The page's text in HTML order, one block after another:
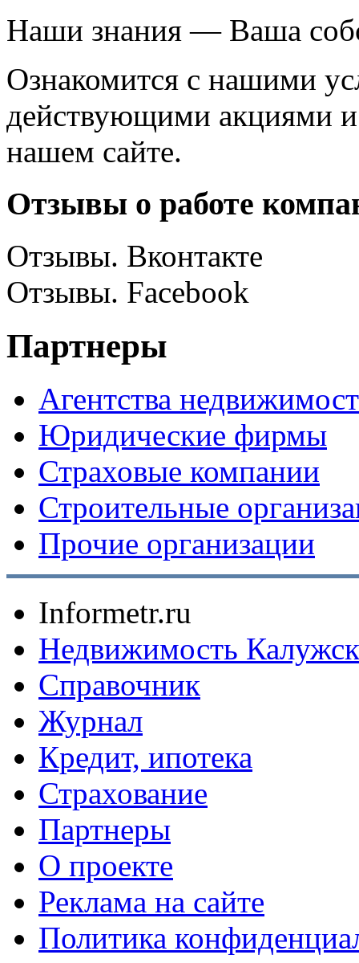
Наши знания — Ваша
Ознакомится с нашими
действующими акциями
нашем сайте.
Отзывы о работе
Отзывы. Вконтакте
Отзывы. Facebook
Партнеры
Агентства
Юридические фирмы
Страховые компании
Строительные
Прочие организации
Informetr.ru
Недвижимость
Справочник
Журнал
Кредит, ипотека
Страхование
Партнеры
O проекте
Реклама на сайте
Политика